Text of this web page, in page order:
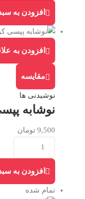
افزودن به
افزودن به
مقایسه
نوشیدنی ها
نوشابه پپسی
9,500 تومان
افزودن به
تمام شده